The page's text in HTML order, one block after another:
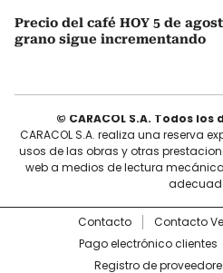
Precio del café HOY 5 de
grano sigue incrementando
© CARACOL S.A. Todos
CARACOL S.A. realiza una reserva
usos de las obras y otras
web a medios de lectura
Contacto Contacto
Pago electrónico clientes
Registro de